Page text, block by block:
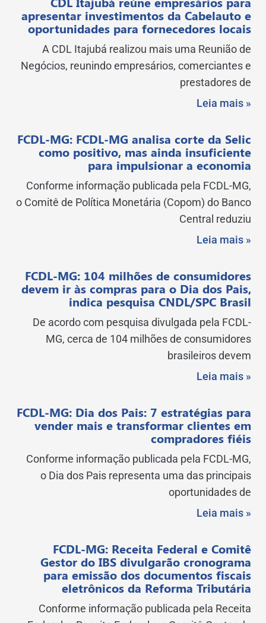
apresentar investimentos da Cabelauto e
oportunidades para fornecedores locais
A CDL Itajubá realizou mais uma Reunião de
Negócios, reunindo empresários, comerciantes e
prestadores de
Leia mais »
FCDL-MG: FCDL-MG analisa corte da Selic
como positivo, mas ainda insuficiente
para impulsionar a economia
Conforme informação publicada pela FCDL-MG,
o Comitê de Política Monetária (Copom) do Banco
Central reduziu
Leia mais »
FCDL-MG: 104 milhões de consumidores
devem ir às compras para o Dia dos Pais,
indica pesquisa CNDL/SPC Brasil
De acordo com pesquisa divulgada pela FCDL-
MG, cerca de 104 milhões de consumidores
brasileiros devem
Leia mais »
FCDL-MG: Dia dos Pais: 7 estratégias para
vender mais e transformar clientes em
compradores fiéis
Conforme informação publicada pela FCDL-MG,
o Dia dos Pais representa uma das principais
oportunidades de
Leia mais »
FCDL-MG: Receita Federal e Comitê
Gestor do IBS divulgarão cronograma
para emissão dos documentos fiscais
eletrônicos da Reforma Tributária
Conforme informação publicada pela Receita